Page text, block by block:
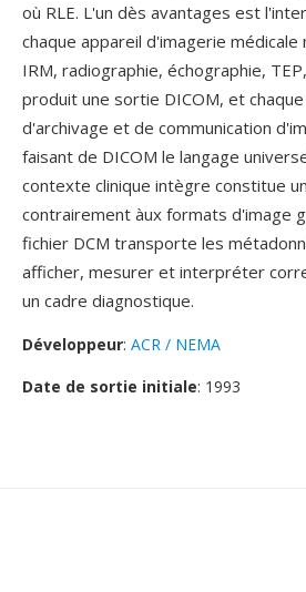
où RLE. L'un dès avantages est
chaque appareil d'imagerie
IRM, radiographie, échographie,
produit une sortie DICOM, et
d'archivage et de communication
faisant de DICOM le langage
contexte clinique intègre constitue
contrairement àux formats d'image
fichier DCM transporte les
afficher, mesurer et interpréter
un cadre diagnostique.
Développeur: ACR / NEMA
Date de sortie initiale: 1993